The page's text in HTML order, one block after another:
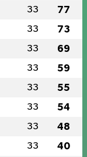
33 77
33 73
33 69
33 59
33 55
33 54
33 48
33 40